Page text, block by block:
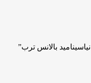
بالانس ترب”